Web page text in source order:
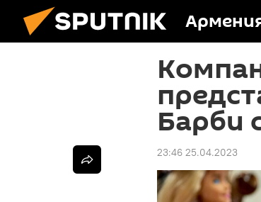
Барби
23:46 25.04.2023